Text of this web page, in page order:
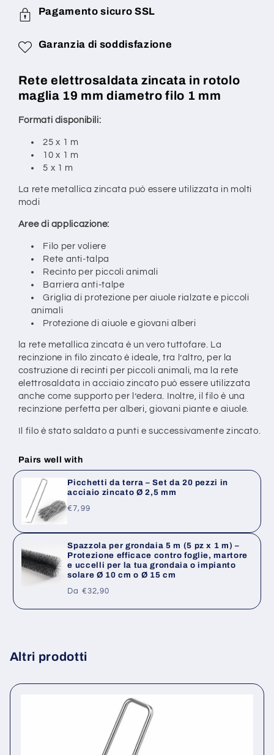
filo:
mm.
filo:
mm.
Pagamento sicuro SSL
Garanzia di soddisfazione
Rete elettrosaldata zincata in rotolo
maglia 19 mm diametro filo 1 mm
Formati disponibili:
25 x 1 m
10 x 1 m
5 x 1 m
La rete metallica zincata può essere utilizzata in molti
modi
Aree di applicazione:
Filo per voliere
Rete anti-talpa
Recinto per piccoli animali
Barriera anti-talpe
Griglia di protezione per aiuole rialzate e piccoli
animali
Protezione di aiuole e giovani alberi
la rete metallica zincata è un vero tuttofare. La
recinzione in filo zincato è ideale, tra l’altro, per la
costruzione di recinti per piccoli animali, ma la rete
elettrosaldata in acciaio zincato può essere utilizzata
anche come supporto per l’edera. Inoltre, il filo è una
recinzione perfetta per alberi, giovani piante e aiuole.
Il filo è stato saldato a punti e successivamente zincato.
Pairs well with
Picchetti da terra – Set da 20 pezzi in
acciaio zincato Ø 2,5 mm
Prezzo
listino
€7,99
Spazzola per grondaia 5 m (5 pz x 1 m) –
Protezione efficace contro foglie, martore
e uccelli per la tua grondaia o impianto
solare Ø 10 cm o Ø 15 cm
Prezzo
Da €32,90
Altri prodotti